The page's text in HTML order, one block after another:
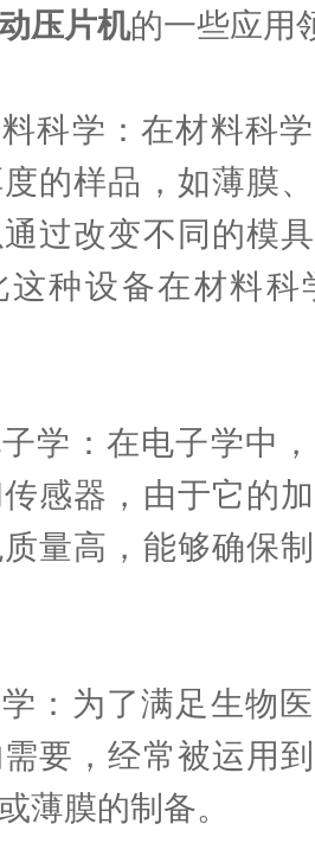
压片机的一些应用
学：在材料科学
的样品，如薄膜
过改变不同的模
这种设备在材料科
：在电子学中，
感器，由于它的
量高，能够确保
为了满足生物医
要，经常被运用
薄膜的制备。